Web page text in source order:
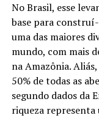
No Brasil, esse
base para
uma das maiores
mundo, com mais
na Amazônia.
50% de todas as
segundo dados da
riqueza